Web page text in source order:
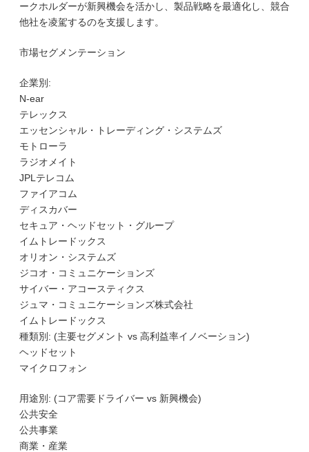
ークホルダーが新興機会を活かし、製品戦略を最適化し、競合
他社を凌駕するのを支援します。
市場セグメンテーション
企業別:
N-ear
テレックス
エッセンシャル・トレーディング・システムズ
モトローラ
ラジオメイト
JPLテレコム
ファイアコム
ディスカバー
セキュア・ヘッドセット・グループ
イムトレードックス
オリオン・システムズ
ジコオ・コミュニケーションズ
サイバー・アコースティクス
ジュマ・コミュニケーションズ株式会社
イムトレードックス
種類別: (主要セグメント vs 高利益率イノベーション)
ヘッドセット
マイクロフォン
用途別: (コア需要ドライバー vs 新興機会)
公共安全
公共事業
商業・産業